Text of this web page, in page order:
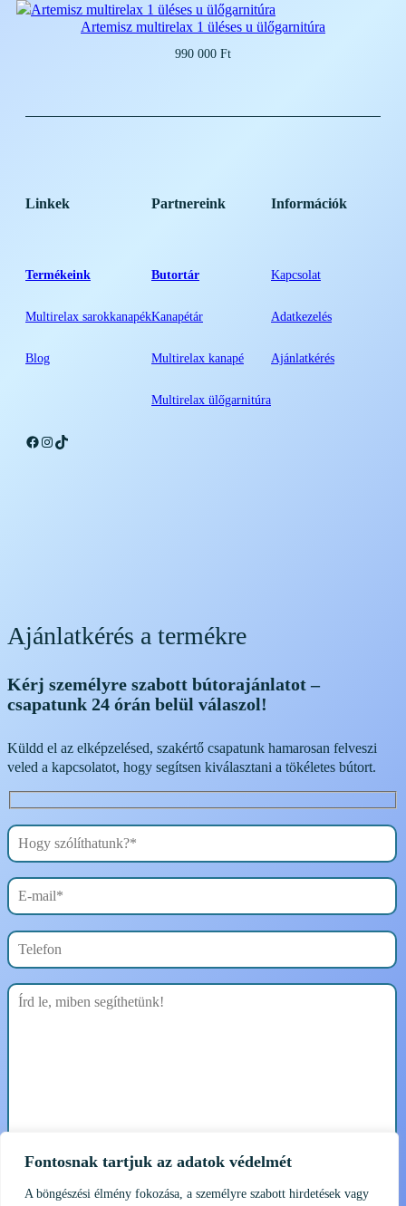
Fontosnak tartjuk az adatok védelmét
A böngészési élmény fokozása, a személyre szabott hirdetések vagy
Artemisz multirelax 1 üléses u ülőgarnitúra
990 000 Ft
Linkek
Termékeink
Multirelax sarokkanapék
Blog
Partnereink
Butortár
Kanapétár
Multirelax kanapé
Multirelax ülőgarnitúra
Információk
Kapcsolat
Adatkezelés
Ajánlatkérés
Facebook
Instagram
TikTok
Ajánlatkérés a termékre
Kérj személyre szabott bútorajánlatot –
csapatunk 24 órán belül válaszol!
Küldd el az elképzelésed, szakértő csapatunk hamarosan felveszi
veled a kapcsolatot, hogy segítsen kiválasztani a tökéletes bútort.
Elolvastam és elfogadom azAdatkezelési tájékoztatót.